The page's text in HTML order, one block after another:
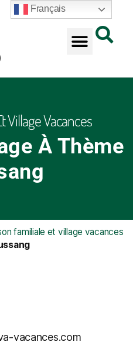
Village Vacances
À Thème
familiale et village vacances
vacances.com
Français